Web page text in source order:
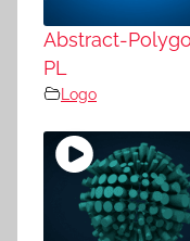
Abstract-
PL
Logo